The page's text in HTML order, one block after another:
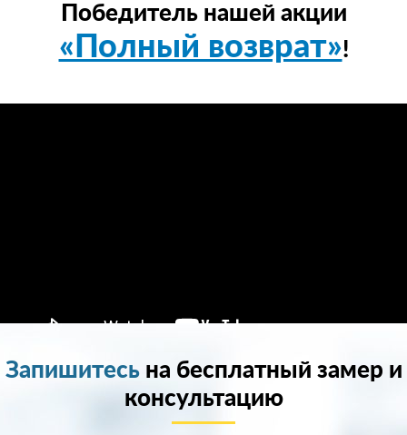
Победитель нашей акции
«Полный возврат»!
Запишитесьна бесплатный замер и
консультацию